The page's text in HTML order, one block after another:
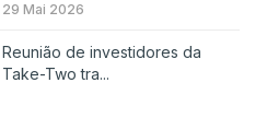
29 Mai 2026
Reunião de investidores da
Take-Two tra...